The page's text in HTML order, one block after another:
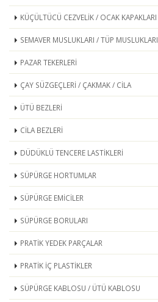
KÜÇÜLTÜCÜ CEZVELİK / OCAK KAPAKLARI
SEMAVER MUSLUKLARI / TÜP MUSLUKLARI
PAZAR TEKERLERİ
ÇAY SÜZGEÇLERİ / ÇAKMAK / CİLA
ÜTÜ BEZLERİ
CİLA BEZLERİ
DÜDÜKLÜ TENCERE LASTİKLERİ
SÜPÜRGE HORTUMLAR
SÜPÜRGE EMİCİLER
SÜPÜRGE BORULARI
PRATİK YEDEK PARÇALAR
PRATİK İÇ PLASTİKLER
SÜPÜRGE KABLOSU / ÜTÜ KABLOSU